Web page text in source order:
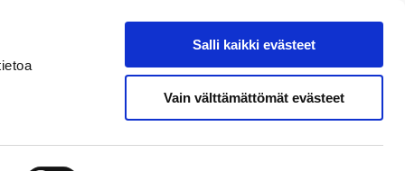
Salli kaikki evästeet
Vain välttämättömät evästeet
Hae sivustolta